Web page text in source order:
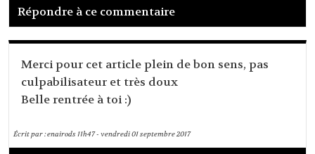
Répondre à ce commentaire
Merci pour cet article plein de bon sens, pas
culpabilisateur et très doux
Belle rentrée à toi :)
Écrit par :enairods 11h47-vendredi 01septembre 2017